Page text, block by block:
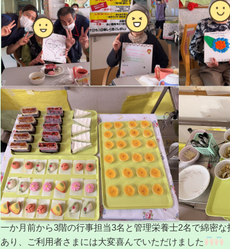
一か月前から3階の行事担当3名と管理栄養士2名で綿密
あり、ご利用者さまには大変喜んでいただけました